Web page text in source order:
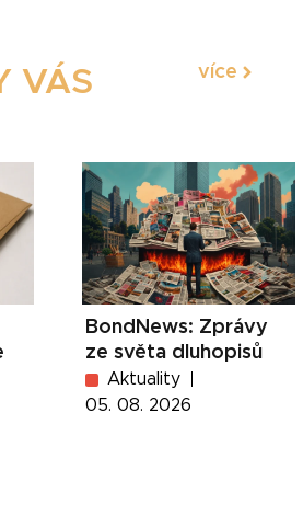
VÁS
více
BondNews: Zprávy
ze světa dluhopisů
Aktuality
05. 08. 2026